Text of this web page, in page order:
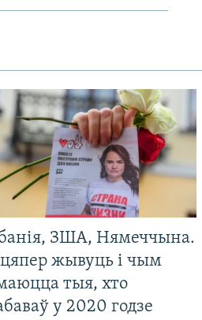
ЗША, Нямеччына.
жывуць і чым
тыя, хто
у 2020 годзе